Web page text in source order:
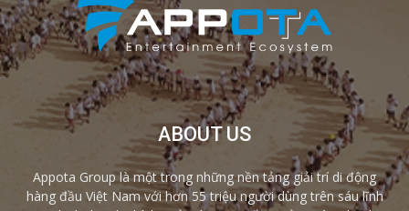
ABOUT US
Appota Group là một trong những nền tảng giải trí di động
hàng đầu Việt Nam với hơn 55 triệu người dùng trên sáu lĩnh